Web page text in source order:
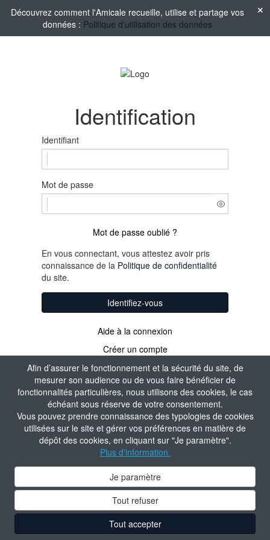
Afin d’assurer le fonctionnement et la sécurité du site, de
mesurer son audience ou de vous faire bénéficier de
fonctionnalités particulières, nous utilisons des cookies, le cas
échéant sous réserve de votre consentement.
Vous pouvez prendre connaissance des typologies de cookies
utilisées sur le site et gérer vos préférences en matière de
dépôt des cookies, en cliquant sur "Je paramètre".
Plus d'information.
Je paramètre
Tout refuser
Tout accepter
Découvrez comment l'Amicale recueille, utilise et partage vos
données : Politique d'utilisation des données
Identification
Identifiant
Mot de passe
Mot de passe oublié ?
En vous connectant, vous attestez avoir pris
connaissance de la Politique de confidentialité
du site.
Identifiez-vous
Aide à la connexion
Créer un compte